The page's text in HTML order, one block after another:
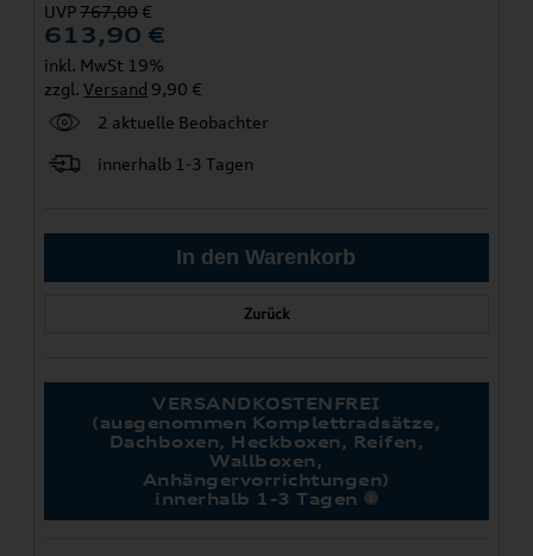
UVP767,00 €
613,90 €
inkl. MwSt 19%
zzgl.Versand 9,90 €
2 aktuelle Beobachter
innerhalb 1-3 Tagen
Zurück
VERSANDKOSTENFREI
(ausgenommen Komplettradsätze,
Dachboxen, Heckboxen, Reifen,
Wallboxen,
Anhängervorrichtungen)
innerhalb 1-3 Tagen